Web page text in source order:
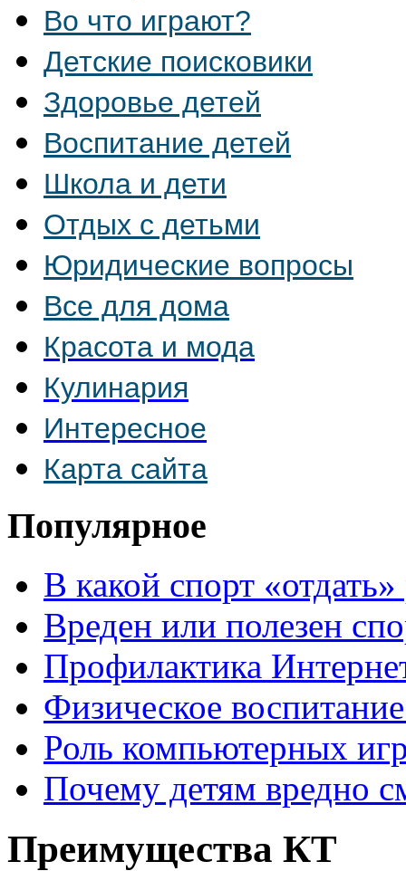
Во что играют?
Детские поисковики
Здоровье детей
Воспитание детей
Школа и дети
Отдых с детьми
Юридические вопросы
Все для дома
Красота и мода
Кулинария
Интересное
Карта сайта
Популярное
В какой спорт «отдать»
Вреден или полезен
Профилактика
Физическое
Роль компьютерных
Почему детям вредно
Преимущества КТ